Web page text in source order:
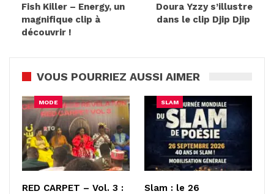
Fish Killer – Energy, un
magnifique clip à
découvrir !
Doura Yzzy s’illustre
dans le clip Djip Djip
VOUS POURRIEZ AUSSI AIMER
MODE
RED CARPET – Vol. 3 :
SLAM
Slam : le 26